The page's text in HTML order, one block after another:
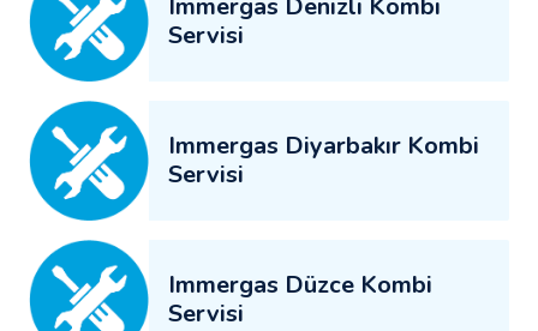
Servisi
Immergas Diyarbakır Kombi
Servisi
Immergas Düzce Kombi
Servisi